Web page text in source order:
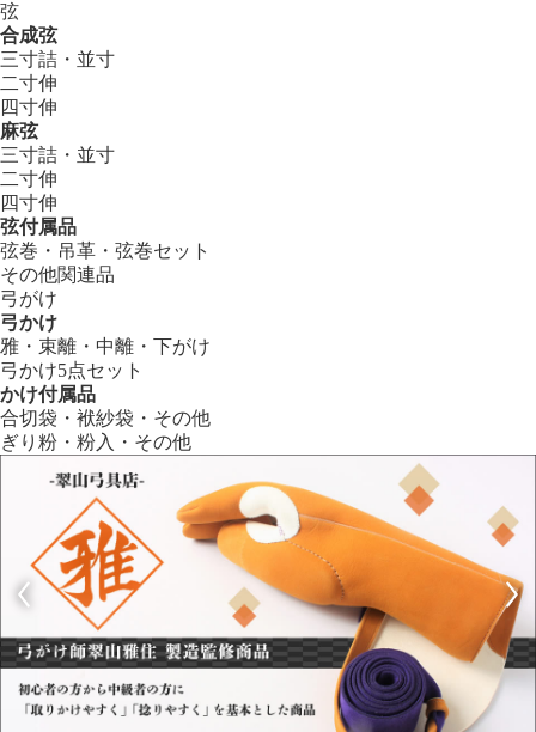
弦
合成弦
三寸詰・並寸
二寸伸
四寸伸
麻弦
三寸詰・並寸
二寸伸
四寸伸
弦付属品
弦巻・吊革・弦巻セット
その他関連品
弓がけ
弓かけ
雅・束離・中離・下がけ
弓かけ5点セット
かけ付属品
合切袋・袱紗袋・その他
ぎり粉・粉入・その他